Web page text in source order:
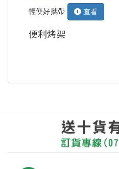
輕便好攜帶 查看
便利烤架